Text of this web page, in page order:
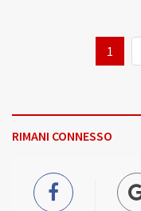
1
RIMANI CONNESSO